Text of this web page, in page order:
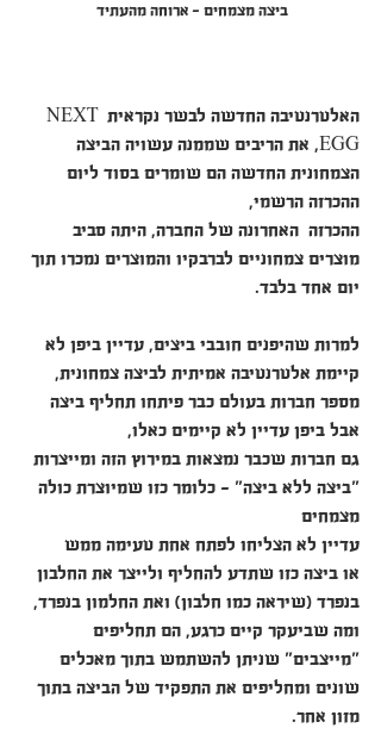
ביצה מצמחים - ארוחה מהעתיד
האלטרנטיבה החדשה לבשר נקראית NEXT
EGG, את הריבים שממנה עשויה הביצה
הצמחונית החדשה הם שומרים בסוד ליום
ההכרזה הרשמי,
ההכרזה  האחרונה של החברה, היתה סביב
מוצרים צמחוניים לברבקיו והמוצרים נמכרו תוך
יום אחד בלבד.
למרות שהיפנים חובבי ביצים, עדיין ביפן לא
קיימת אלטרנטיבה אמיתית לביצה צמחונית,
מספר חברות בעולם כבר פיתחו תחליף ביצה
אבל ביפן עדיין לא קיימים כאלו,
גם חברות שכבר נמצאות במירוץ הזה ומייצרות
"ביצה ללא ביצה" - כלומר כזו שמיוצרת כולה
מצמחים
עדיין לא הצליחו לפתח אחת טעימה ממש
או ביצה כזו שתדע להחליף ולייצר את החלבון
בנפרד (שיראה כמו חלבון) ואת החלמון בנפרד,
ומה שביעקר קיים כרגע, הם תחליפים
"מייצבים" שניתן להשתמש בתוך מאכלים
שונים ומחליפים את התפקיד של הביצה בתוך
מזון אחר.